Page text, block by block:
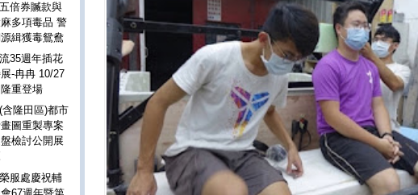
倍券贓款與
多項毒品 警
緝獲毒鴛鴦
35週年插花
-冉冉 10/27
重登場
含隆田區)都市
圖重製專案
檢討公開展
服處慶祝輔